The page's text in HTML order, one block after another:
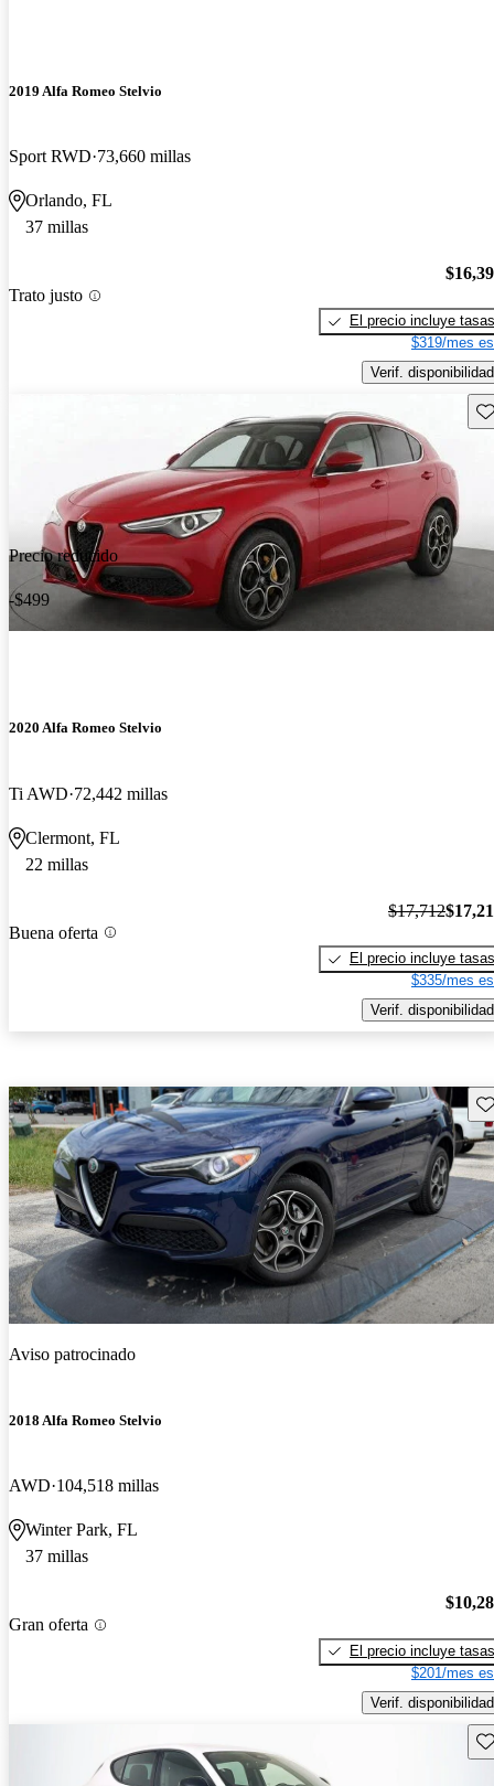
2019 Alfa Romeo Stelvio
Sport RWD 73,660 millas
Orlando, FL
37 millas
Trato justo
El precio incluye tasas
$319/mes
Verif. disponibilidad
Precio reducido
-$499
2020 Alfa Romeo Stelvio
Ti AWD 72,442 millas
Clermont, FL
22 millas
Buena oferta
$17,712
El precio incluye tasas
$335/mes
Verif. disponibilidad
Aviso patrocinado
2018 Alfa Romeo Stelvio
AWD 104,518 millas
Winter Park, FL
37 millas
Gran oferta
El precio incluye tasas
$201/mes
Verif. disponibilidad